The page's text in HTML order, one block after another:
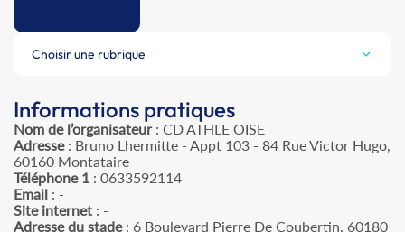
Choisir une rubrique
Informations pratiques
Nom de l’organisateur: CD ATHLE OISE
Adresse: Bruno Lhermitte - Appt 103 - 84 Rue Victor Hugo,
60160 Montataire
Téléphone 1 : 0633592114
Email : -
Site internet : -
Adresse du stade: 6 Boulevard Pierre De Coubertin, 60180